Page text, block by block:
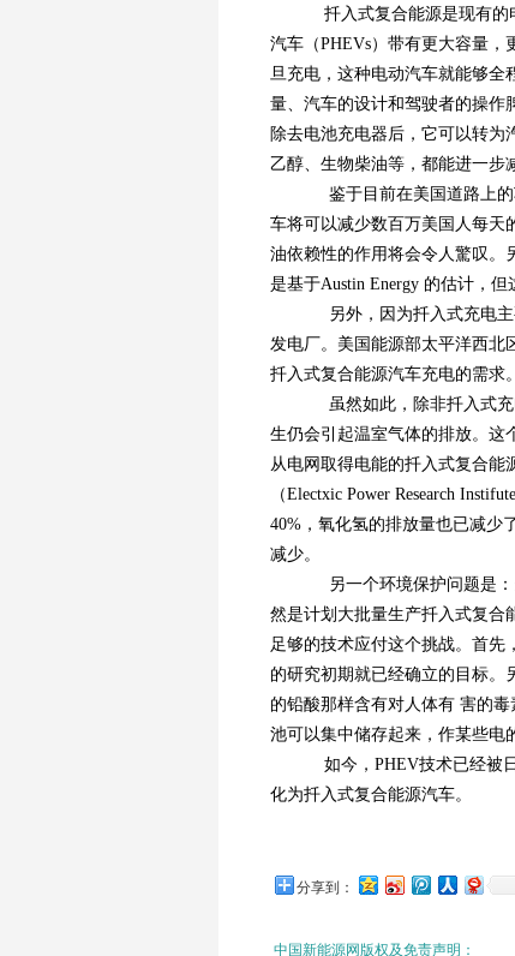
扦入式复合能源是现有的
汽车（PHEVs）带有更大容量
旦充电，这种电动汽车就能够全
量、汽车的设计和驾驶者的操作
除去电池充电器后，它可以转
乙醇、生物柴油等，都能进一步
鉴于目前在美国道路上的
车将可以减少数百万美国人每天
油依赖性的作用将会令人驚叹。
是基于Austin Energy 的估计，
另外，因为扦入式充电主
发电厂。美国能源部太平洋西北
扦入式复合能源汽车充电的需求
虽然如此，除非扦入式充
生仍会引起温室气体的排放。这
从电网取得电能的扦入式复合能
（Electxic Power Research
40%，氧化氢的排放量也已减少
减少。
另一个环境保护问题是：
然是计划大批量生产扦入式复合
足够的技术应付这个挑战。首先
的研究初期就已经确立的目标。
的铅酸那样含有对人体有 害的
池可以集中储存起来，作某些电
如今，PHEV技术已经被日
化为扦入式复合能源汽车。
分享到：
中国新能源网版权及免责声明：